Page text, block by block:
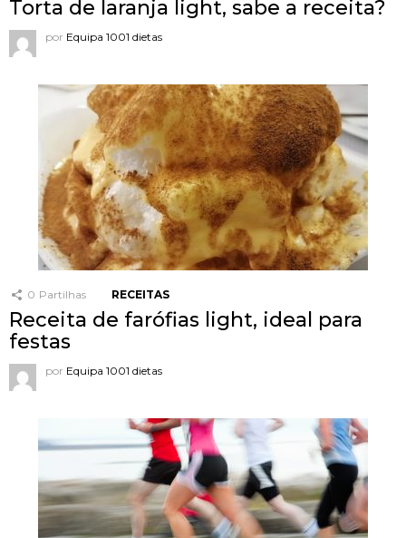
Torta de laranja light, sabe a receita?
por Equipa 1001 dietas
0 Partilhas RECEITAS
Receita de farófias light, ideal para
festas
por Equipa 1001 dietas